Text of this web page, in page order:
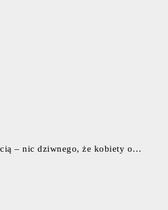
– nic dziwnego, że kobiety o…